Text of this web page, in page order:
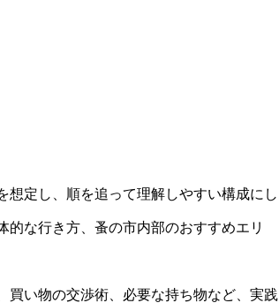
想定し、順を追って理解しやすい構成にし
な行き方、蚤の市内部のおすすめエリ
買い物の交渉術、必要な持ち物など、実践